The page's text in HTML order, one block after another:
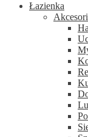
Łazienka